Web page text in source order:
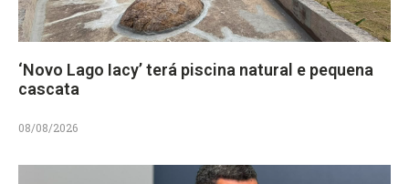
‘Novo Lago Iacy’ terá piscina natural e pequena
cascata
08/08/2026